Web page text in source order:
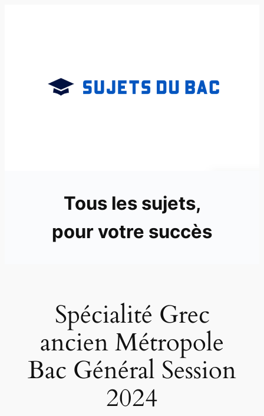
Tous les sujets,
pour votre succès
Spécialité Grec
ancien Métropole
Bac Général Session
2024